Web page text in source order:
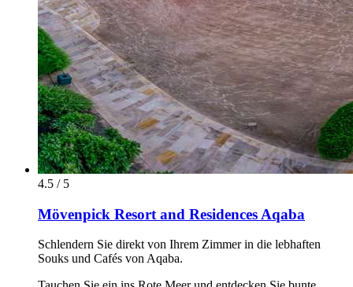
4.5 / 5
Mövenpick Resort and Residences Aqaba
Schlendern Sie direkt von Ihrem Zimmer in die lebhaften
Souks und Cafés von Aqaba.